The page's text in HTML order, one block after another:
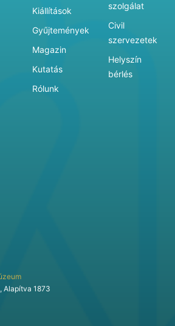
Kiállítások
Gyűjtemények
Magazin
Kutatás
Rólunk
szolgálat
Civil
szervezetek
Helyszín
bérlés
Alapítva 1873